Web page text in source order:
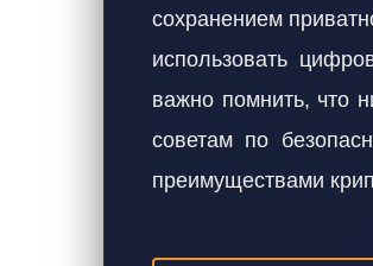
сохранением
использовать
важно помнить, что
советам по
преимуществами